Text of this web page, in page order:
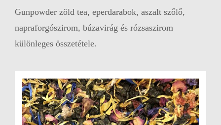
Gunpowder zöld tea, eperdarabok, aszalt szőlő,
napraforgószirom, búzavirág és rózsaszirom
különleges összetétele.